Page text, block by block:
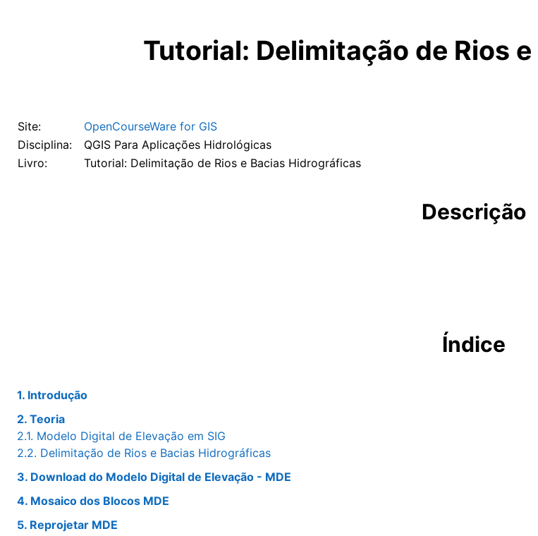
Tutorial: Delimitação de Rios
Site:
OpenCourseWare for GIS
Disciplina:
QGIS Para Aplicações Hidrológicas
Livro:
Tutorial: Delimitação de Rios e Bacias Hidrográficas
Descrição
Índice
1. Introdução
2. Teoria
2.1. Modelo Digital de Elevação em SIG
2.2. Delimitação de Rios e Bacias Hidrográficas
3. Download do Modelo Digital de Elevação - MDE
4. Mosaico dos Blocos MDE
5. Reprojetar MDE